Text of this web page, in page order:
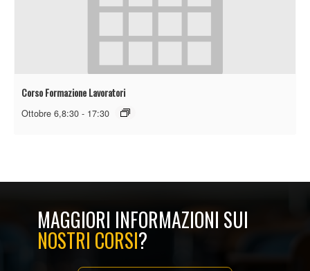
Corso Formazione Lavoratori
Ottobre 6,8:30 - 17:30
MAGGIORI INFORMAZIONI SUI
NOSTRI CORSI?